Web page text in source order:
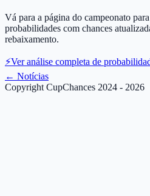
Vá para a página do campeonato
probabilidades com chances
rebaixamento.
⚡Ver análise completa de
← Notícias
Copyright CupChances 2024 - 2026